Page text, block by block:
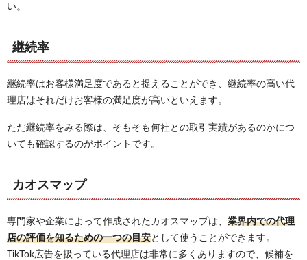
い。
継続率
継続率はお客様満足度であると捉えることができ、継続率の高い代
理店はそれだけお客様の満足度が高いといえます。
ただ継続率をみる際は、そもそも何社との取引実績があるのかにつ
いても確認するのがポイントです。
カオスマップ
専門家や企業によって作成されたカオスマップは、 業界内での代理
店の評価を知るための一つの目安として使うことができます。
TikTok広告を扱っている代理店は非常に多くありますので、候補を